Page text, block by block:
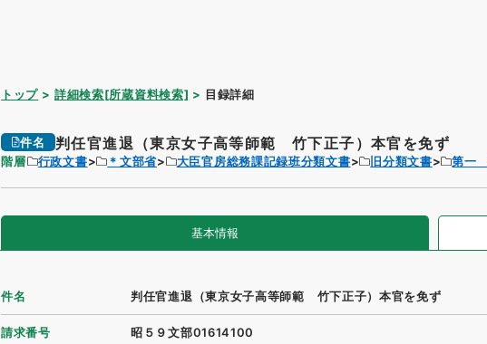
トップ 詳細検索[所蔵資料検索] 目録詳細
件名 判任官進退（東京女子高等師範 竹下正子）本官を免ず
階層 行政文書 ＊文部省 大臣官房総務課記録班分類文書 旧分類文書 第一
基本情報
件名 判任官進退（東京女子高等師範 竹下正子）本官を免ず
請求番号 昭５９文部01614100